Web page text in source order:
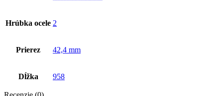
Hrúbka ocele 2
Prierez 42,4 mm
Dĺžka 958